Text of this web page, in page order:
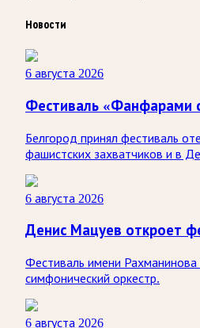
Новости
6 августа 2026
Фестиваль «Фанфарами
Белгород принял фестиваль
фашистских захватчиков и в
6 августа 2026
Денис Мацуев откроет
Фестиваль имени Рахманинова
симфонический оркестр.
6 августа 2026